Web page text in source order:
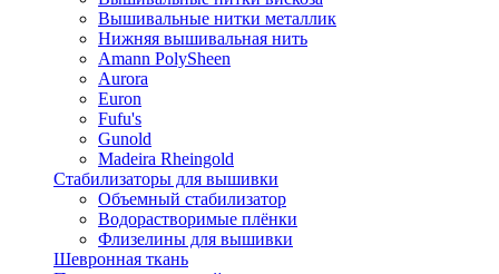
Вышивальные нитки металлик
Нижняя вышивальная нить
Amann PolySheen
Aurora
Euron
Fufu's
Gunold
Madeira Rheingold
Стабилизаторы для вышивки
Объемный стабилизатор
Водорастворимые плёнки
Флизелины для вышивки
Шевронная ткань